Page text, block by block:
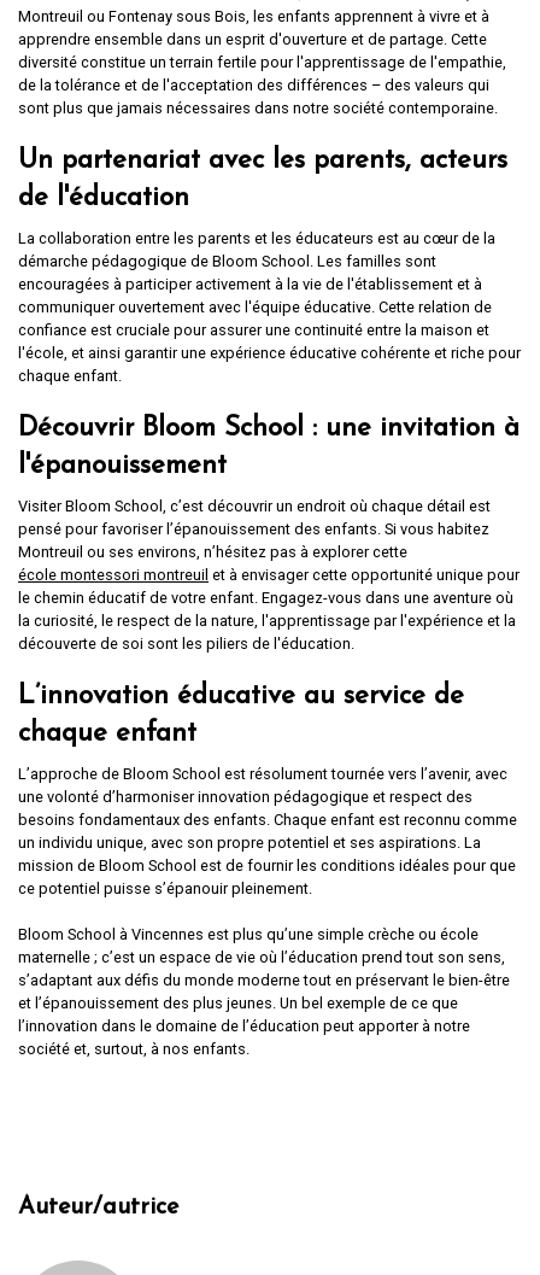
Montreuil ou Fontenay sous Bois, les enfants apprennent à vivre et à
apprendre ensemble dans un esprit d'ouverture et de partage. Cette
diversité constitue un terrain fertile pour l'apprentissage de l'empathie,
de la tolérance et de l'acceptation des différences – des valeurs qui
sont plus que jamais nécessaires dans notre société contemporaine.
Un partenariat avec les parents, acteurs
de l'éducation
La collaboration entre les parents et les éducateurs est au cœur de la
démarche pédagogique de Bloom School. Les familles sont
encouragées à participer activement à la vie de l'établissement et à
communiquer ouvertement avec l'équipe éducative. Cette relation de
confiance est cruciale pour assurer une continuité entre la maison et
l'école, et ainsi garantir une expérience éducative cohérente et riche pour
chaque enfant.
Découvrir Bloom School : une invitation à
l'épanouissement
Visiter Bloom School, c’est découvrir un endroit où chaque détail est
pensé pour favoriser l’épanouissement des enfants. Si vous habitez
Montreuil ou ses environs, n’hésitez pas à explorer cette
école montessori montreuil et à envisager cette opportunité unique pour
le chemin éducatif de votre enfant. Engagez-vous dans une aventure où
la curiosité, le respect de la nature, l'apprentissage par l'expérience et la
découverte de soi sont les piliers de l'éducation.
L’innovation éducative au service de
chaque enfant
L’approche de Bloom School est résolument tournée vers l’avenir, avec
une volonté d’harmoniser innovation pédagogique et respect des
besoins fondamentaux des enfants. Chaque enfant est reconnu comme
un individu unique, avec son propre potentiel et ses aspirations. La
mission de Bloom School est de fournir les conditions idéales pour que
ce potentiel puisse s’épanouir pleinement.
Bloom School à Vincennes est plus qu’une simple crèche ou école
maternelle ; c’est un espace de vie où l’éducation prend tout son sens,
s’adaptant aux défis du monde moderne tout en préservant le bien-être
et l’épanouissement des plus jeunes. Un bel exemple de ce que
l’innovation dans le domaine de l’éducation peut apporter à notre
société et, surtout, à nos enfants.
Auteur/autrice